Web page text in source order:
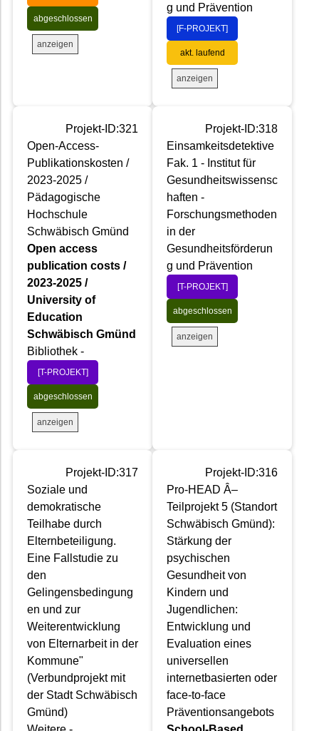
abgeschlossen
anzeigen
g und Prävention
[F-PROJEKT]
akt. laufend
anzeigen
Projekt-ID:321
Open-Access-
Publikationskosten /
2023-2025 /
Pädagogische
Hochschule
Schwäbisch Gmünd
Open access
publication costs /
2023-2025 /
University of
Education
Schwäbisch Gmünd
Bibliothek -
[T-PROJEKT]
abgeschlossen
anzeigen
Projekt-ID:318
Einsamkeitsdetektive
Fak. 1 - Institut für
Gesundheitswissensc
haften -
Forschungsmethoden
in der
Gesundheitsförderun
g und Prävention
[T-PROJEKT]
abgeschlossen
anzeigen
Projekt-ID:317
Soziale und
demokratische
Teilhabe durch
Elternbeteiligung.
Eine Fallstudie zu
den
Gelingensbedingung
en und zur
Weiterentwicklung
von Elternarbeit in der
Kommune"
(Verbundprojekt mit
der Stadt Schwäbisch
Gmünd)
Projekt-ID:316
Pro-HEAD Â–
Teilprojekt 5 (Standort
Schwäbisch Gmünd):
Stärkung der
psychischen
Gesundheit von
Kindern und
Jugendlichen:
Entwicklung und
Evaluation eines
universellen
internetbasierten oder
face-to-face
Präventionsangebots